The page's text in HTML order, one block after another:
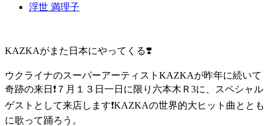
浮世 満理子
KAZKAがまた日本にやってくる❣️
ウクライナのスーパーアーティストKAZKAが昨年に続いて
奇跡の来日❗️７月１３日一日に限り六本木Ｒ3に、スペシャル
ゲストとして来店します❗️KAZKAの世界的大ヒット曲ととも
に歌って踊ろう。